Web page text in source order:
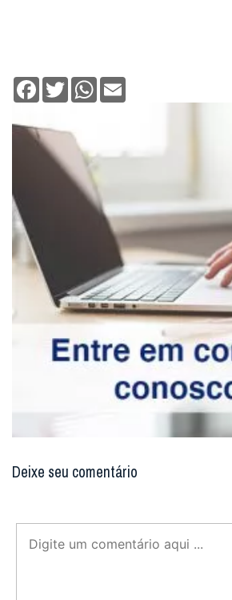
Facebook
TwitterWhatsApp
Deixe seu comentário